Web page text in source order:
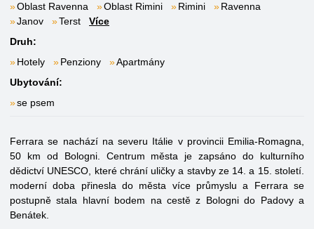
Oblast Ravenna
Oblast Rimini Rimini
Ravenna
Janov
Terst
Více
Druh:
Hotely
Penziony
Apartmány
Ubytování:
se psem
Ferrara se nachází na severu Itálie v provincii Emilia-Romagna,
50 km od Bologni. Centrum města je zapsáno do kulturního
dědictví UNESCO, které chrání uličky a stavby ze 14. a 15. století.
moderní doba přinesla do města více průmyslu a Ferrara se
postupně stala hlavní bodem na cestě z Bologni do Padovy a
Benátek.